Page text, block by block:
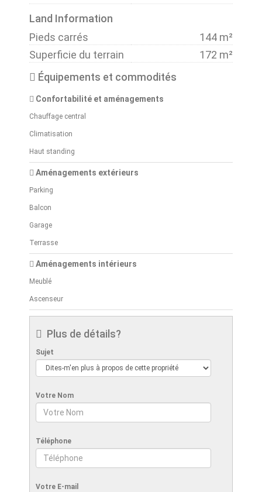
Land Information
Pieds carrés
144 m²
Superficie du terrain
172 m²
Équipements et commodités
Confortabilité et aménagements
Chauffage central
Climatisation
Haut standing
Aménagements extérieurs
Parking
Balcon
Garage
Terrasse
Aménagements intérieurs
Meublé
Ascenseur
Plus de détails?
Sujet
Votre Nom
Téléphone
Votre E-mail